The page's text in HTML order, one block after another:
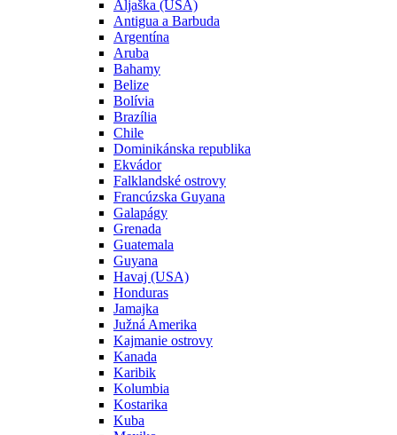
Aljaška (USA)
Antigua a Barbuda
Argentína
Aruba
Bahamy
Belize
Bolívia
Brazília
Chile
Dominikánska republika
Ekvádor
Falklandské ostrovy
Francúzska Guyana
Galapágy
Grenada
Guatemala
Guyana
Havaj (USA)
Honduras
Jamajka
Južná Amerika
Kajmanie ostrovy
Kanada
Karibik
Kolumbia
Kostarika
Kuba